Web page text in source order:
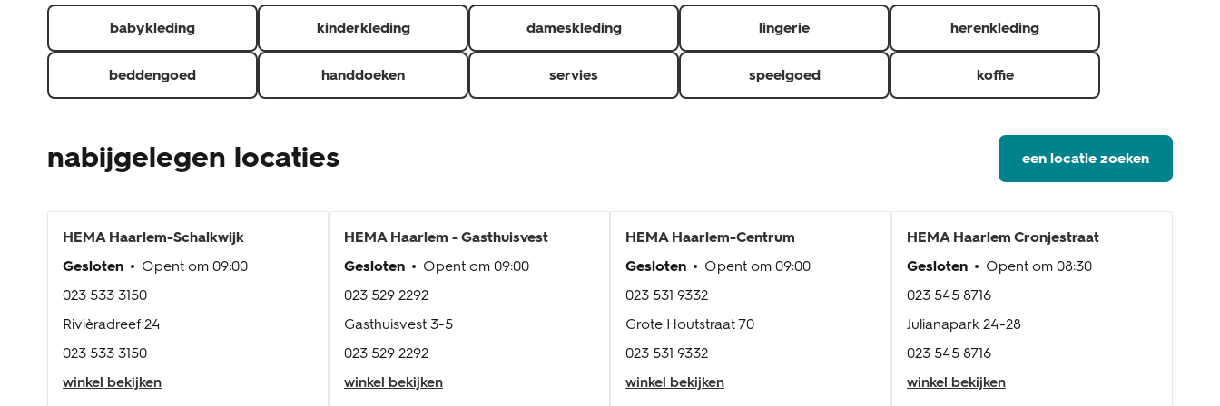
babykleding kinderkleding dameskleding lingerie herenkleding
beddengoed handdoeken servies speelgoed koffie
nabijgelegen locaties een locatie zoeken
HEMA Haarlem-Schalkwijk
Gesloten
Opent om 09:00
023 533 3150
Rivièradreef 24
023 533 3150
winkel bekijken
HEMA Haarlem - Gasthuisvest
Gesloten
Opent om 09:00
023 529 2292
Gasthuisvest 3-5
023 529 2292
winkel bekijken
HEMA Haarlem-Centrum
Gesloten
Opent om 09:00
023 531 9332
Grote Houtstraat 70
023 531 9332
winkel bekijken
HEMA Haarlem Cronjestraat
Gesloten
Opent om 08:30
023 545 8716
Julianapark 24-28
023 545 8716
winkel bekijken